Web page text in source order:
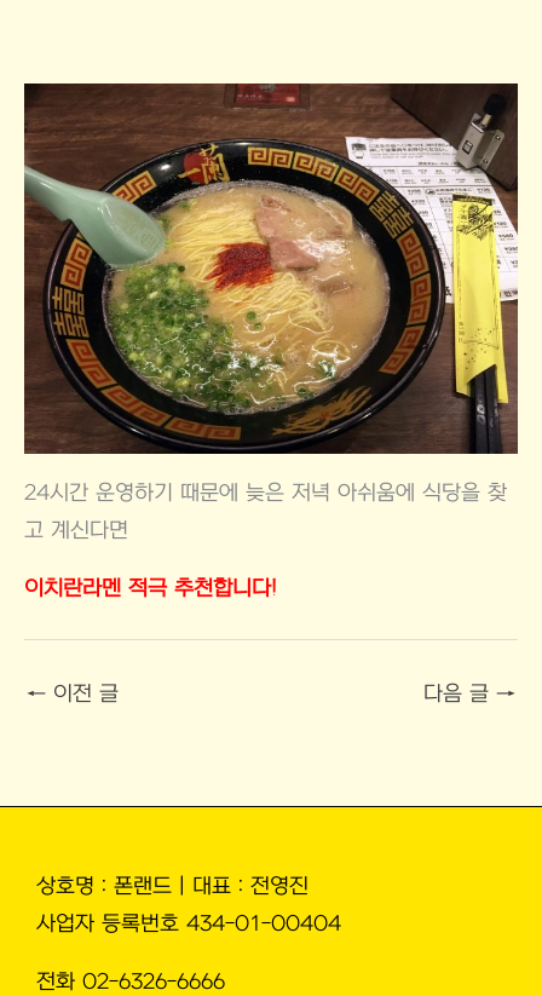
24시간 운영하기 때문에 늦은 저녁 아쉬움에 식당을 찾
고 계신다면
이치란라멘 적극 추천합니다!
← 이전 글 다음 글 →
상호명 : 폰랜드 | 대표 : 전영진
사업자 등록번호 434-01-00404
전화 02-6326-6666